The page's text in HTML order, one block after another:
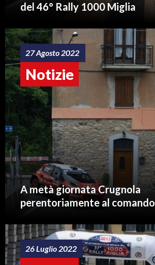
del 46° Rally 1000 Miglia
27 Agosto 2022
Notizie
A metà giornata Crugnola
perentoriamente al comando
26 Luglio 2022